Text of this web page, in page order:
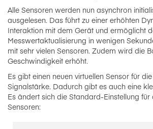
Alle Sensoren werden nun asynchron
ausgelesen. Das führt zu einer erhöhten
Interaktion mit dem Gerät und ermöglicht
Messwertaktualisierung in wenigen
mit sehr vielen Sensoren. Zudem wird die
Geschwindigkeit erhöht.
Es gibt einen neuen virtuellen Sensor für
Signalstärke. Dadurch gibt es auch eine
Es ändert sich die Standard-Einstellung für
Sensoren: